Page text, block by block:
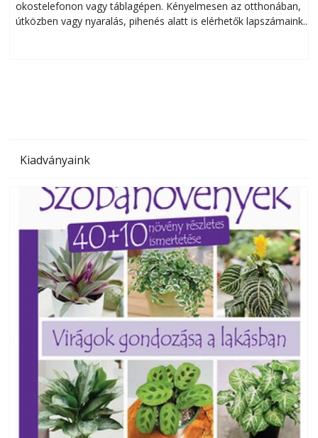
okostelefonon vagy táblagépen. Kényelmesen az otthonában,
útközben vagy nyaralás, pihenés alatt is elérhetők lapszámaink.
Kiadványaink